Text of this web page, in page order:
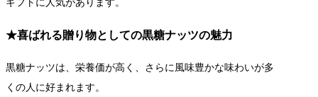
★喜ばれる贈り物としての黒糖ナッツの魅力
黒糖ナッツは、栄養価が高く、さらに風味豊かな味わいが多
くの人に好まれます。